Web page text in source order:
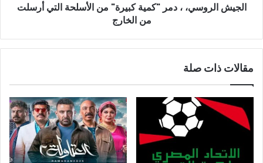
الجيش الروسي، ، دمر "كمية كبيرة" من الأسلحة التي أرسلت
من الخارج
مقالات ذات صلة